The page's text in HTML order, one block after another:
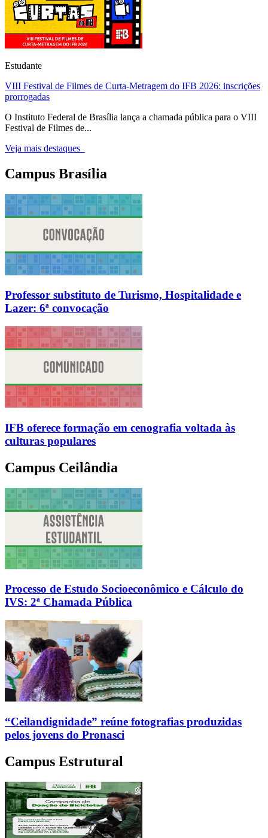
Estudante
VIII Festival de Filmes de Curta-Metragem do IFB 2026: inscrições
prorrogadas
O Instituto Federal de Brasília lança a chamada pública para o VIII
Festival de Filmes de...
Veja mais destaques
Campus Brasília
Professor substituto de Turismo, Hospitalidade e
Lazer: 6ª convocação
IFB oferece formação em cenografia voltada às
culturas populares
Campus Ceilândia
Processo de Estudo Socioeconômico e Cálculo do
IVS: 2ª Chamada Pública
“Ceilandignidade” reúne fotografias produzidas
pelos jovens do Pronasci
Campus Estrutural